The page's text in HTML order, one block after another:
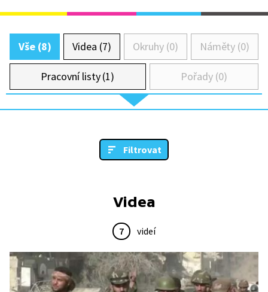
Vše (8) Videa (7) Okruhy (0) Náměty (0)
Pracovní listy (1) Pořady (0)
Filtrovat
Videa
7 videí